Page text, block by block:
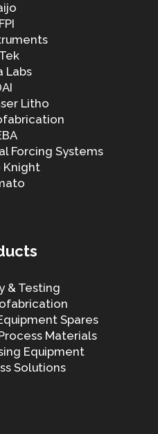
Labs
Litho
Forcing Systems
& Testing
Spares
Materials
Equipment
Solutions